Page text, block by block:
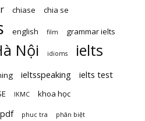
chiase chia se
english film grammar ielts
Nội idioms ielts
ieltsspeaking ielts test
IKMC khoa học
pdf phuc tra phân biệt